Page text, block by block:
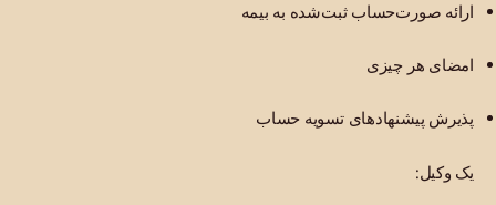
ارائه صورت‌حساب ثبت‌شده به بیمه
امضای هر چیزی
پذیرش پیشنهادهای تسویه حساب
یک وکیل: